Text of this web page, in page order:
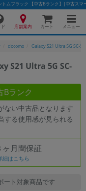
トムブラック 【中古Bランク】|中古ス
店舗案内 カート メニュー
docomo Galaxy S21 Ultra 5G SC-
S21 Ultra 5G SC-
Bランク
ない中古品となります
する使用感が見られる
ヶ月間保証
細はこちら
ート対象商品です
える